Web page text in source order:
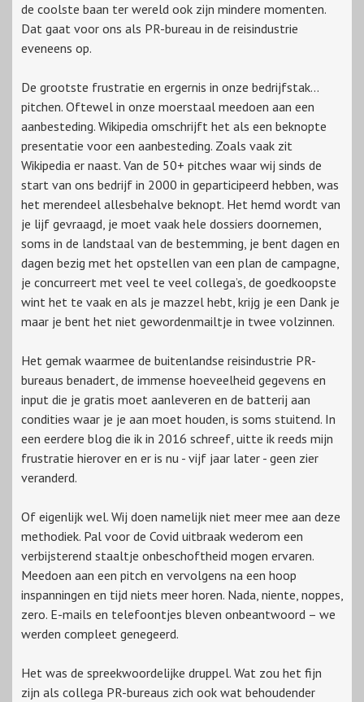
de coolste baan ter wereld ook zijn mindere momenten.
Dat gaat voor ons als PR-bureau in de reisindustrie
eveneens op.
De grootste frustratie en ergernis in onze bedrijfstak...
pitchen. Oftewel in onze moerstaal meedoen aan een
aanbesteding. Wikipedia omschrijft het als een beknopte
presentatie voor een aanbesteding. Zoals vaak zit
Wikipedia er naast. Van de 50+ pitches waar wij sinds de
start van ons bedrijf in 2000 in geparticipeerd hebben, was
het merendeel allesbehalve beknopt. Het hemd wordt van
je lijf gevraagd, je moet vaak hele dossiers doornemen,
soms in de landstaal van de bestemming, je bent dagen en
dagen bezig met het opstellen van een plan de campagne,
je concurreert met veel te veel collega’s, de goedkoopste
wint het te vaak en als je mazzel hebt, krijg je een Dank je
maar je bent het niet gewordenmailtje in twee volzinnen.
Het gemak waarmee de buitenlandse reisindustrie PR-
bureaus benadert, de immense hoeveelheid gegevens en
input die je gratis moet aanleveren en de batterij aan
condities waar je je aan moet houden, is soms stuitend. In
een eerdere blog die ik in 2016 schreef, uitte ik reeds mijn
frustratie hierover en er is nu - vijf jaar later - geen zier
veranderd.
Of eigenlijk wel. Wij doen namelijk niet meer mee aan deze
methodiek. Pal voor de Covid uitbraak wederom een
verbijsterend staaltje onbeschoftheid mogen ervaren.
Meedoen aan een pitch en vervolgens na een hoop
inspanningen en tijd niets meer horen. Nada, niente, noppes,
zero. E-mails en telefoontjes bleven onbeantwoord – we
werden compleet genegeerd.
Het was de spreekwoordelijke druppel. Wat zou het fijn
zijn als collega PR-bureaus zich ook wat behoudender